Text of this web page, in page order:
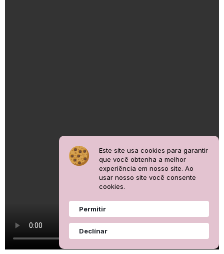
Este site usa cookies para garantir
que você obtenha a melhor
experiência em nosso site. Ao
usar nosso site você consente
cookies.
Permitir
Declínar